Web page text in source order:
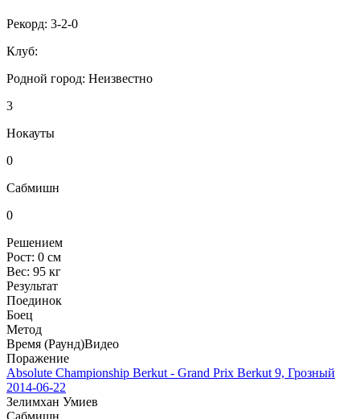
Рекорд: 3-2-0
Клуб:
Родной город: Неизвестно
3
Нокауты
0
Сабмишн
0
Решением
Рост: 0 см
Вес: 95 кг
Результат
Поединок
Боец
Метод
Время (Раунд)Видео
Поражение
Absolute Championship Berkut - Grand Prix Berkut 9, Грозный
2014-06-22
Зелимхан Умиев
Сабмишн